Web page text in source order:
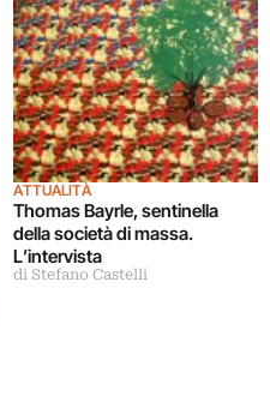
ATTUALITÀ
Thomas Bayrle, sentinella
della società di massa.
L’intervista
di Stefano Castelli